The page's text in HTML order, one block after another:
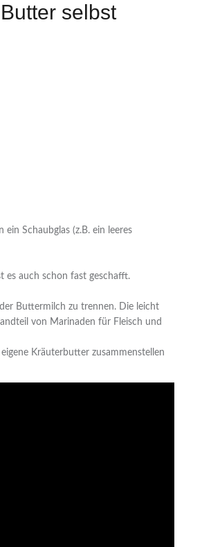
selbst
Schaubglas (z.B. ein leeres
es auch schon fast geschafft.
Buttermilch zu trennen. Die leicht
von Marinaden für Fleisch und
Kräuterbutter zusammenstellen